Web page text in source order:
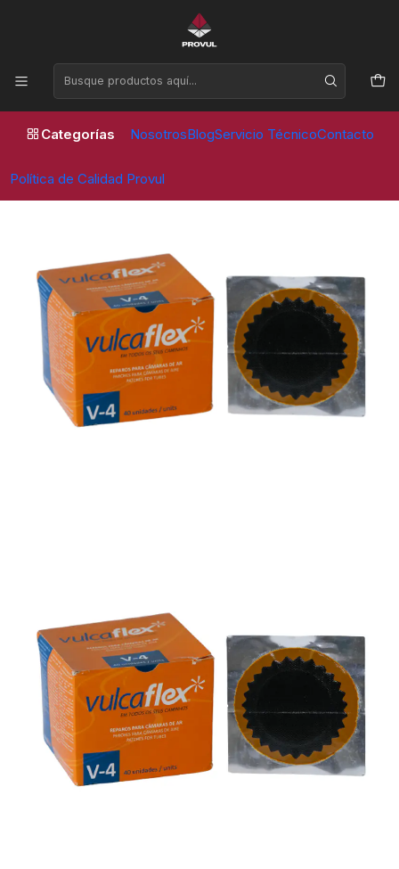
Categorías NosotrosBlogServicio TécnicoContacto
Política de Calidad Provul
Horario de atención Lunes a Viernes de 09:00 a 17:30 horas
Inicio Parches
PARCHE CAMARA V 4 80 MM (40 UNID) VULCAFLEX